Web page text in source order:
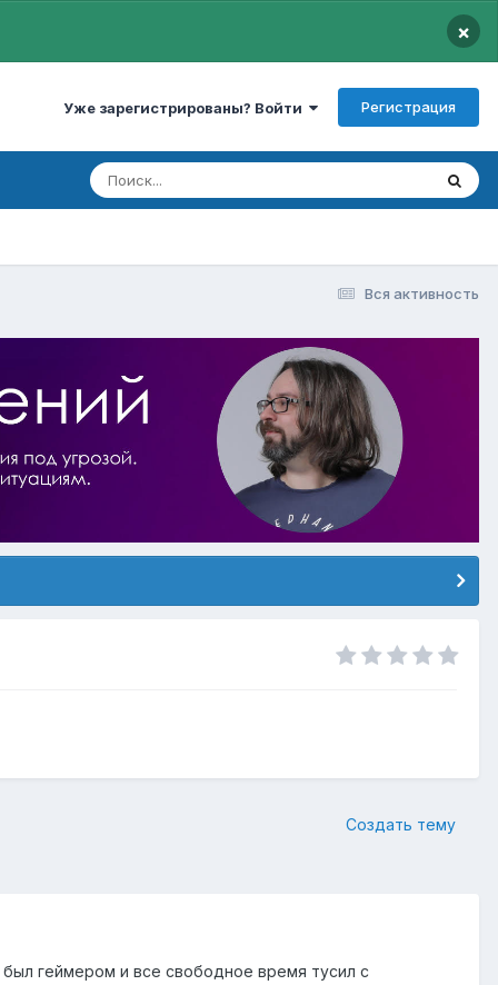
×
Уже зарегистрированы? Войти Регистрация
Вся активность
Создать тему
геймером и все свободное время тусил с